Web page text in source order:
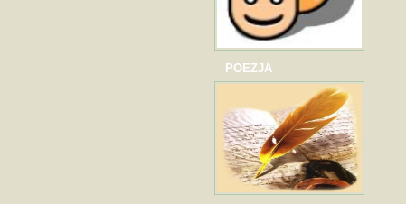
POEZJA